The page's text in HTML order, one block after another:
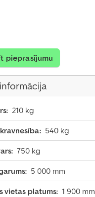
pieprasījumu
210 kg
540 kg
750 kg
5 000 mm
vietas platums: 1 900 mm